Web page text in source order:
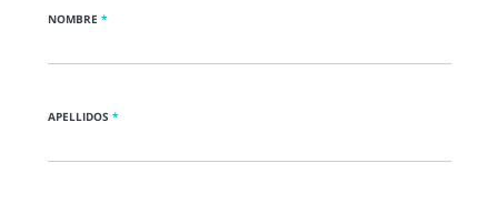
NOMBRE *
APELLIDOS *